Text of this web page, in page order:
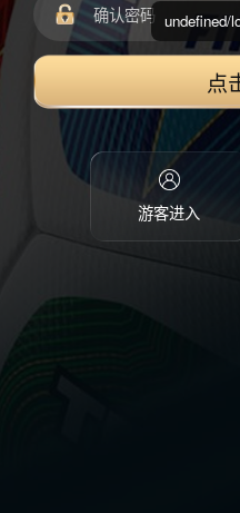
点
游客进入
undefined/